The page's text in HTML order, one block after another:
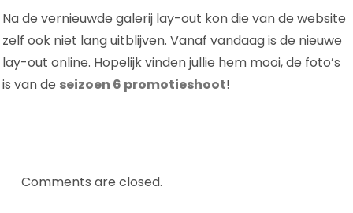
Na de vernieuwde galerij lay-out kon die van de website
zelf ook niet lang uitblijven. Vanaf vandaag is de nieuwe
lay-out online. Hopelijk vinden jullie hem mooi, de foto’s
is van de seizoen 6 promotieshoot!
Comments are closed.